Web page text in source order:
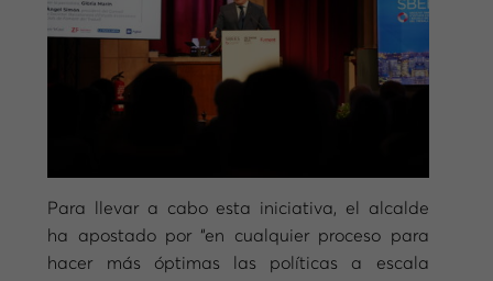
Para llevar a cabo esta iniciativa, el alcalde
ha apostado por “en cualquier proceso para
hacer más óptimas las políticas a escala